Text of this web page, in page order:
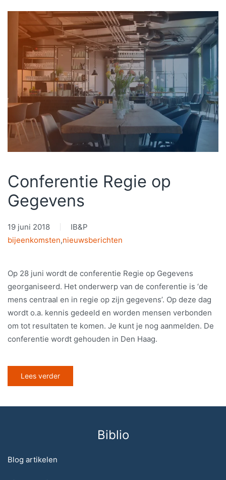
Conferentie Regie op
Gegevens
19 juni 2018
IB&P
bijeenkomsten,nieuwsberichten
Op 28 juni wordt de conferentie Regie op Gegevens
georganiseerd. Het onderwerp van de conferentie is ‘de
mens centraal en in regie op zijn gegevens’. Op deze dag
wordt o.a. kennis gedeeld en worden mensen verbonden
om tot resultaten te komen. Je kunt je nog aanmelden. De
conferentie wordt gehouden in Den Haag.
Lees verder
Biblio
Blog artikelen